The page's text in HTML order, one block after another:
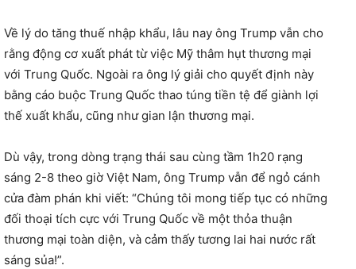
Về lý do tăng thuế nhập khẩu, lâu nay ông Trump vẫn cho
rằng động cơ xuất phát từ việc Mỹ thâm hụt thương mại
với Trung Quốc. Ngoài ra ông lý giải cho quyết định này
bằng cáo buộc Trung Quốc thao túng tiền tệ để giành lợi
thế xuất khẩu, cũng như gian lận thương mại.
Dù vậy, trong dòng trạng thái sau cùng tầm 1h20 rạng
sáng 2-8 theo giờ Việt Nam, ông Trump vẫn để ngỏ cánh
cửa đàm phán khi viết: “Chúng tôi mong tiếp tục có những
đối thoại tích cực với Trung Quốc về một thỏa thuận
thương mại toàn diện, và cảm thấy tương lai hai nước rất
sáng sủa!”.